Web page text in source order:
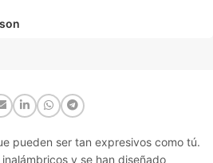
pueden ser tan expresivos como tú.
y se han diseñado